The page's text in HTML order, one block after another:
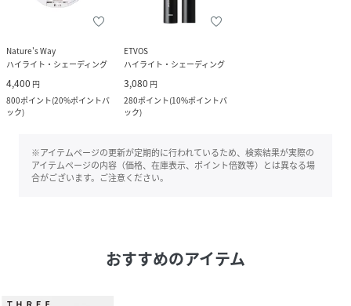
Nature's Way
ハイライト・シェーディング
4,400 円
800ポイント(20%ポイントバ
ック)
ETVOS
ハイライト・シェーディング
3,080 円
280ポイント(10%ポイントバ
ック)
※アイテムページの更新が定期的に行われているため、検索結果が実際の
アイテムページの内容（価格、在庫表示、ポイント倍数等）とは異なる場
合がございます。ご注意ください。
おすすめのアイテム